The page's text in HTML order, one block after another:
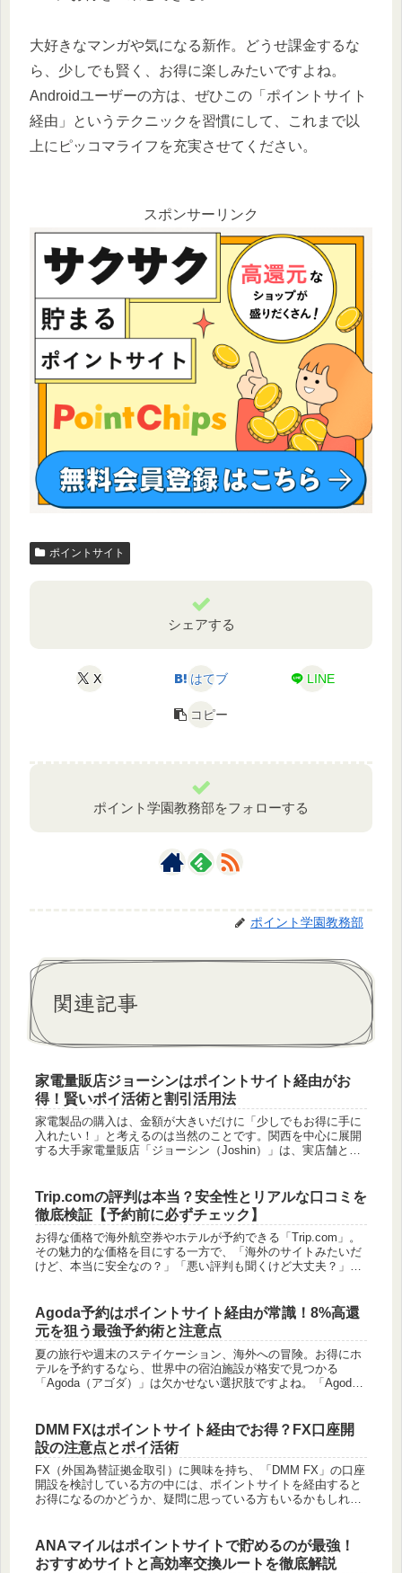
大好きなマンガや気になる新作。どうせ課金するな
ら、少しでも賢く、お得に楽しみたいですよね。
Androidユーザーの方は、ぜひこの「ポイントサイト
経由」というテクニックを習慣にして、これまで以
上にピッコマライフを充実させてください。
スポンサーリンク
ポイントサイト
シェアする
X はてブ LINE
コピー
ポイント学園教務部をフォローする
ポイント学園教務部
関連記事
家電量販店ジョーシンはポイントサイト経由がお
得！賢いポイ活術と割引活用法
家電製品の購入は、金額が大きいだけに「少しでもお得に手に
入れたい！」と考えるのは当然のことです。関西を中心に展開
する大手家電量販店「ジョーシン（Joshin）」は、実店舗とオ
Trip.comの評判は本当？安全性とリアルな口コミを
徹底検証【予約前に必ずチェック】
お得な価格で海外航空券やホテルが予約できる「Trip.com」。
その魅力的な価格を目にする一方で、「海外のサイトみたいだ
けど、本当に安全なの？」「悪い評判も聞くけど大丈夫？」と
Agoda予約はポイントサイト経由が常識！8%高還
元を狙う最強予約術と注意点
夏の旅行や週末のステイケーション、海外への冒険。お得にホ
テルを予約するなら、世界中の宿泊施設が格安で見つかる
「Agoda（アゴダ）」は欠かせない選択肢ですよね。「Agoda
DMM FXはポイントサイト経由でお得？FX口座開
設の注意点とポイ活術
FX（外国為替証拠金取引）に興味を持ち、「DMM FX」の口座
開設を検討している方の中には、ポイントサイトを経由すると
お得になるのかどうか、疑問に思っている方もいるかもしれま
ANAマイルはポイントサイトで貯めるのが最強！
おすすめサイトと高効率交換ルートを徹底解説